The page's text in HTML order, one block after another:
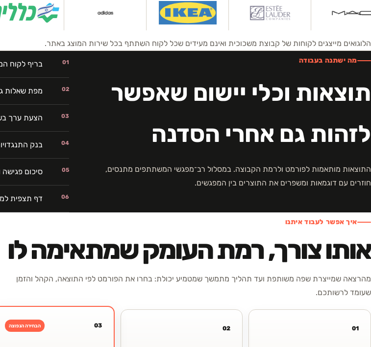
הלוגואים מייצגים לקוחות של קבוצת משכוכית ואינם מעידים שכל לקוח השתתף בכל שירות המוצג באתר.
מה ישתנה בעבודה
תוצאות וכלי יישום שאפשר
לזהות גם אחרי הסדנה
התוצאות מותאמות לפורמט ולרמת הקבוצה. במסלול רב־מפגשי המשתתפים מתנסים,
חוזרים עם דוגמאות ומשפרים את התוצרים בין המפגשים.
01 בריף לקוח
02 מפת שאלות
03 הצעת ערך
04 בנק
05 סיכום
06 דף תצפית
איך אפשר לעבוד איתנו
אותו צורך, רמת העומק שמתאימה לו
מהרצאה שמייצרת שפה משותפת ועד תהליך מתמשך שמטמיע יכולת: בחרו את הפורמט לפי התוצאה, הקהל והזמן
שעומד לרשותכם.
01
02
03 הבחירה הנפוצה